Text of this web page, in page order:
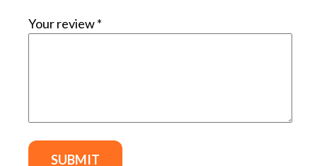
Your review*